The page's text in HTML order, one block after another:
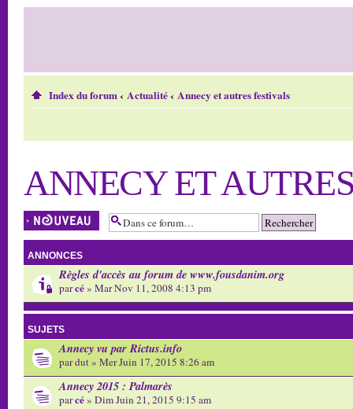
Index du forum‹ Actualité‹ Annecy et autres festivals
ANNECY ET
Écrire un nouveau
sujet
ANNONCES
Règles d'accès au forum de www.fousdanim.org
parcé» Mar Nov 11, 2008 4:13 pm
SUJETS
Annecy vu par Rictus.info
pardut» Mer Juin 17, 2015 8:26 am
Annecy 2015 : Palmarès
parcé» Dim Juin 21, 2015 9:15 am